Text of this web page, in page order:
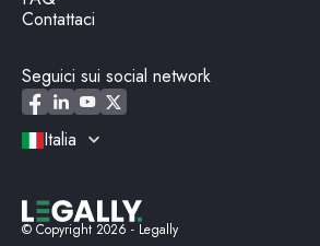
© Copyright 2026 - Legally
Contattaci
Seguici sui social network
Italia